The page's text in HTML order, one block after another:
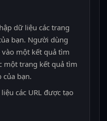
dữ liệu các trang
bạn. Người dùng
một kết quả tìm
một trang kết quả tìm
của bạn.
các URL được tạo